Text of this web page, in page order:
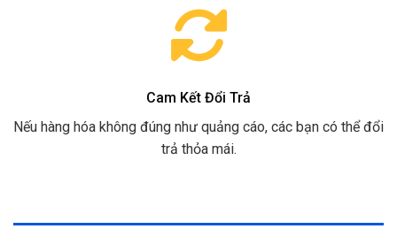
Cam Kết Đổi Trả
Nếu hàng hóa không đúng như quảng cáo, các bạn có thể đổi
trả thỏa mái.